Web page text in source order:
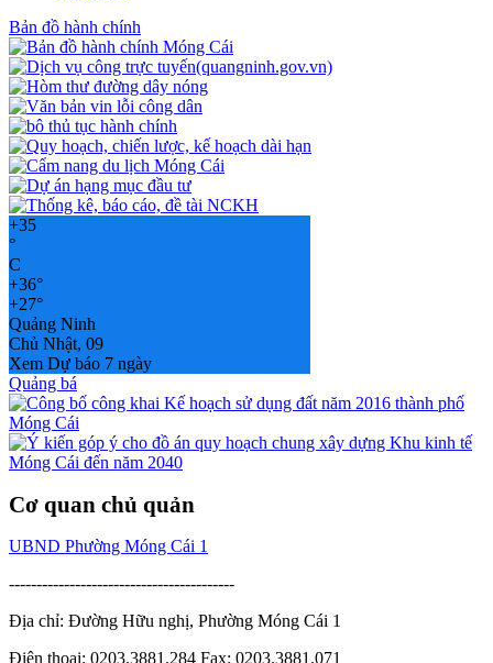
Bản đồ hành chính
+35
°
C
+36°
+27°
Quảng Ninh
Chủ Nhật, 09
Xem Dự báo 7 ngày
Quảng bá
Cơ quan chủ quản
UBND Phường Móng Cái 1
-----------------------------------------
Địa chỉ: Đường Hữu nghị, Phường Móng Cái 1
Điện thoại: 0203.3881.284 Fax: 0203.3881.071